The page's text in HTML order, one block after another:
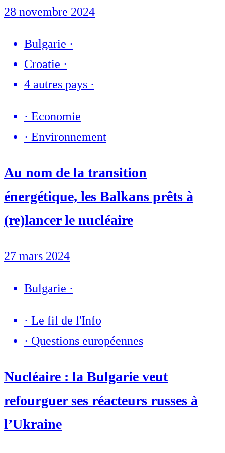
28 novembre 2024
Bulgarie ·
Croatie ·
4 autres pays ·
· Economie
· Environnement
Au nom de la transition
énergétique, les Balkans prêts à
(re)lancer le nucléaire
27 mars 2024
Bulgarie ·
· Le fil de l'Info
· Questions européennes
Nucléaire : la Bulgarie veut
refourguer ses réacteurs russes à
l’Ukraine